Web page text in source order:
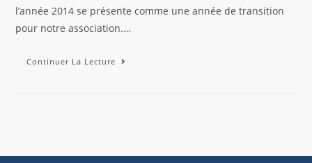
l’année 2014 se présente comme une année de transition
pour notre association.…
Continuer La Lecture